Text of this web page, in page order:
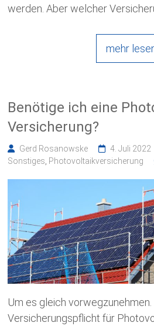
werden. Aber welcher
mehr
Benötige ich eine
Versicherung?
Gerd Rosanowske 4. Juli 2022
Sonstiges, Photovoltaikversicherung
Um es gleich vorwegzunehmen.
Versicherungspflicht für